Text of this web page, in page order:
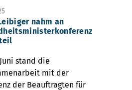
nahm an
stand die
mit der
der Beauftragten für